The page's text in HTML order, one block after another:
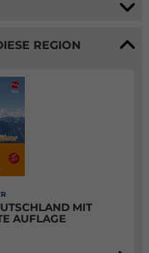
REGION
MIT
AUFLAGE